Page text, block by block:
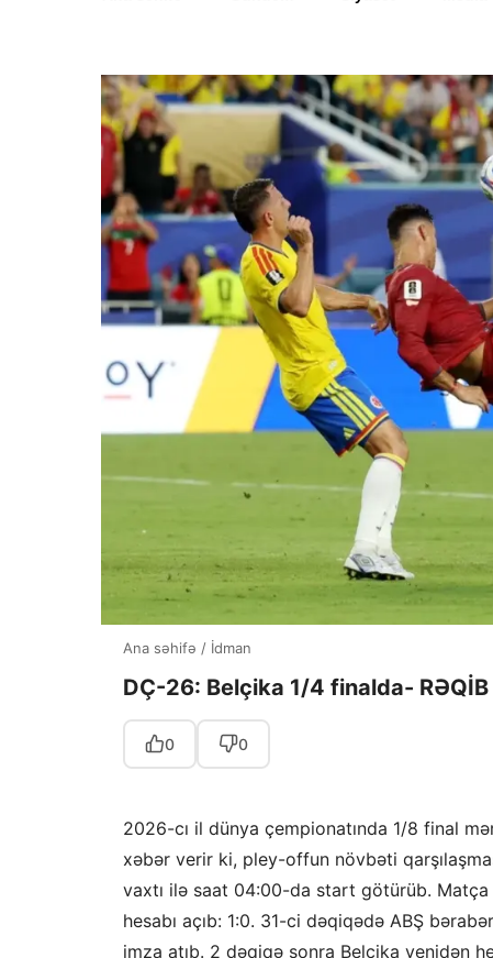
Ana səhifə / İdman
DÇ-26: Belçika 1/4 finalda- RƏQİB
0 0
2026-cı il dünya çempionatında 1/8 final
xəbər verir ki, pley-offun növbəti
vaxtı ilə saat 04:00-da start götürüb.
hesabı açıb: 1:0. 31-ci dəqiqədə ABŞ
imza atıb. 2 dəqiqə sonra Belçika yenidən